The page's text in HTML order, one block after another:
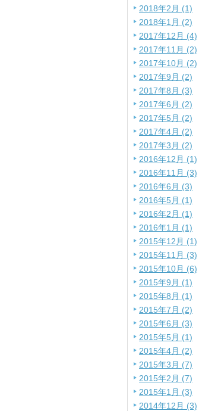
2018年2月 (1)
2018年1月 (2)
2017年12月 (4)
2017年11月 (2)
2017年10月 (2)
2017年9月 (2)
2017年8月 (3)
2017年6月 (2)
2017年5月 (2)
2017年4月 (2)
2017年3月 (2)
2016年12月 (1)
2016年11月 (3)
2016年6月 (3)
2016年5月 (1)
2016年2月 (1)
2016年1月 (1)
2015年12月 (1)
2015年11月 (3)
2015年10月 (6)
2015年9月 (1)
2015年8月 (1)
2015年7月 (2)
2015年6月 (3)
2015年5月 (1)
2015年4月 (2)
2015年3月 (7)
2015年2月 (7)
2015年1月 (3)
2014年12月 (3)